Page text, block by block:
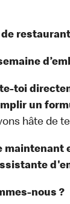
de
toi
un
hâte de
maintenant
nous ?